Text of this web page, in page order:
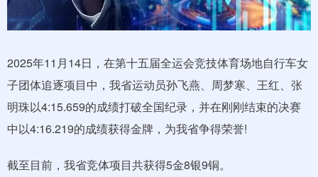
2025年11月14日，在第十五届全运会竞技体育场地自行车女
子团体追逐项目中，我省运动员孙飞燕、周梦寒、王红、张
明珠以4:15.659的成绩打破全国纪录，并在刚刚结束的决赛
中以4:16.219的成绩获得金牌，为我省争得荣誉!
截至目前，我省竞体项目共获得5金8银9铜。